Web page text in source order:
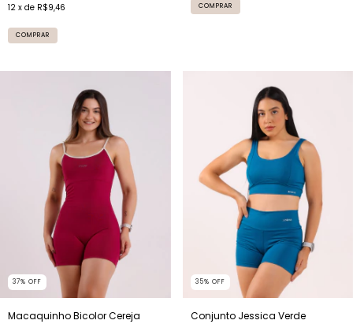
12 x de R$9,46
COMPRAR
COMPRAR
37% OFF
Macaquinho Bicolor Cereja
35% OFF
Conjunto Jessica Verde